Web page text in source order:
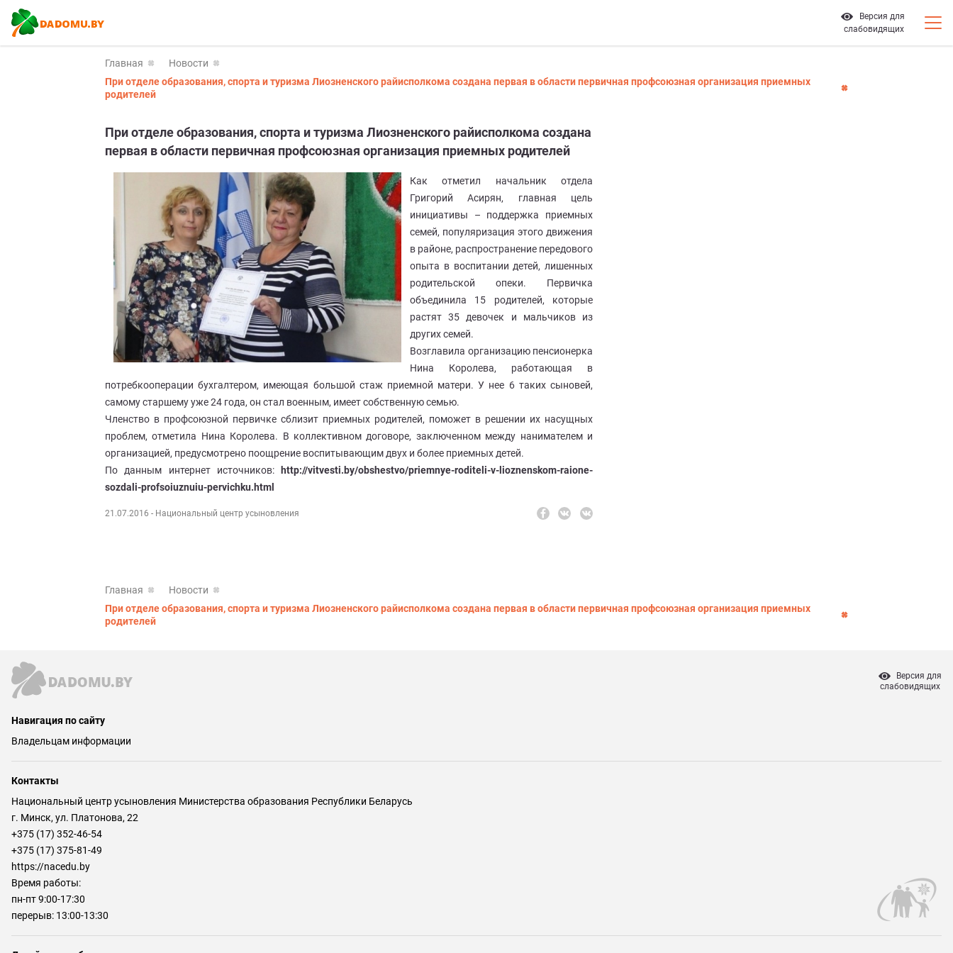
Версия для
слабовидящих
Главная
Новости
При отделе образования, спорта и туризма Лиозненского райисполкома создана первая в области первичная профсоюзная организация приемных
родителей
При отделе образования, спорта и туризма Лиозненского райисполкома создана
первая в области первичная профсоюзная организация приемных родителей
Как отметил начальник отдела
Григорий Асирян, главная цель
инициативы – поддержка приемных
семей, популяризация этого движения
в районе, распространение передового
опыта в воспитании детей, лишенных
родительской опеки. Первичка
объединила 15 родителей, которые
растят 35 девочек и мальчиков из
других семей.
Возглавила организацию пенсионерка
Нина Королева, работающая в
потребкооперации бухгалтером, имеющая большой стаж приемной матери. У нее 6 таких сыновей,
самому старшему уже 24 года, он стал военным, имеет собственную семью.
Членство в профсоюзной первичке сблизит приемных родителей, поможет в решении их насущных
проблем, отметила Нина Королева. В коллективном договоре, заключенном между нанимателем и
организацией, предусмотрено поощрение воспитывающим двух и более приемных детей.
По данным интернет источников:
http://vitvesti.by/obshestvo/priemnye-roditeli-v-lioznenskom-raione-
sozdali-profsoiuznuiu-pervichku.html
21.07.2016 - Национальный центр усыновления
Главная
Новости
При отделе образования, спорта и туризма Лиозненского райисполкома создана первая в области первичная профсоюзная организация приемных
родителей
Версия для
слабовидящих
Навигация по сайту
Владельцам информации
Контакты
Национальный центр усыновления Министерства образования Республики Беларусь
г. Минск, ул. Платонова, 22
+375 (17) 352-46-54
+375 (17) 375-81-49
https://nacedu.by
Время работы:
пн-пт 9:00-17:30
перерыв: 13:00-13:30